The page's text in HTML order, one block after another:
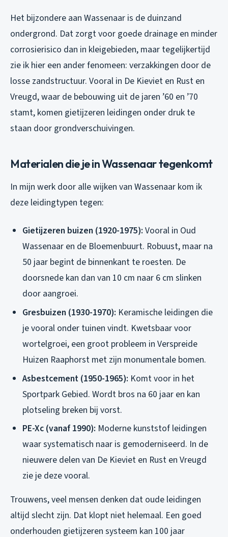
Het bijzondere aan Wassenaar is de duinzand
ondergrond. Dat zorgt voor goede drainage en minder
corrosierisico dan in kleigebieden, maar tegelijkertijd
zie ik hier een ander fenomeen: verzakkingen door de
losse zandstructuur. Vooral in De Kieviet en Rust en
Vreugd, waar de bebouwing uit de jaren ’60 en ’70
stamt, komen gietijzeren leidingen onder druk te
staan door grondverschuivingen.
Materialen die je in Wassenaar tegenkomt
In mijn werk door alle wijken van Wassenaar kom ik
deze leidingtypen tegen:
Gietijzeren buizen (1920-1975): Vooral in Oud
Wassenaar en de Bloemenbuurt. Robuust, maar na
50 jaar begint de binnenkant te roesten. De
doorsnede kan dan van 10 cm naar 6 cm slinken
door aangroei.
Gresbuizen (1930-1970): Keramische leidingen die
je vooral onder tuinen vindt. Kwetsbaar voor
wortelgroei, een groot probleem in Verspreide
Huizen Raaphorst met zijn monumentale bomen.
Asbestcement (1950-1965): Komt voor in het
Sportpark Gebied. Wordt bros na 60 jaar en kan
plotseling breken bij vorst.
PE-Xc (vanaf 1990): Moderne kunststof leidingen
waar systematisch naar is gemoderniseerd. In de
nieuwere delen van De Kieviet en Rust en Vreugd
zie je deze vooral.
Trouwens, veel mensen denken dat oude leidingen
altijd slecht zijn. Dat klopt niet helemaal. Een goed
onderhouden gietijzeren systeem kan 100 jaar